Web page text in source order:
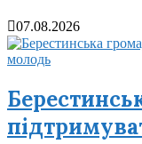
07.08.2026